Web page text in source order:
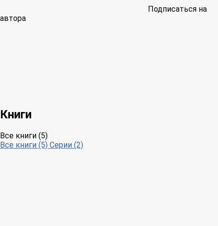
Подписаться на
автора
Книги
Все книги (5)
Все книги (5) Серии (2)